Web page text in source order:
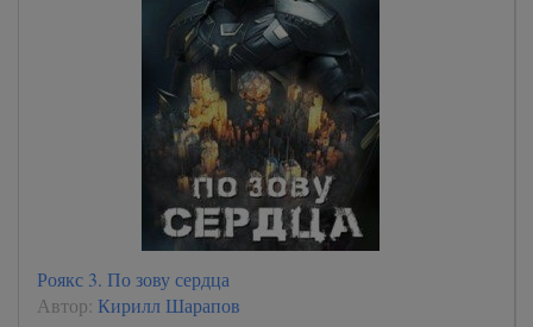
Роякс 3. По зову сердца
Автор: Кирилл Шарапов